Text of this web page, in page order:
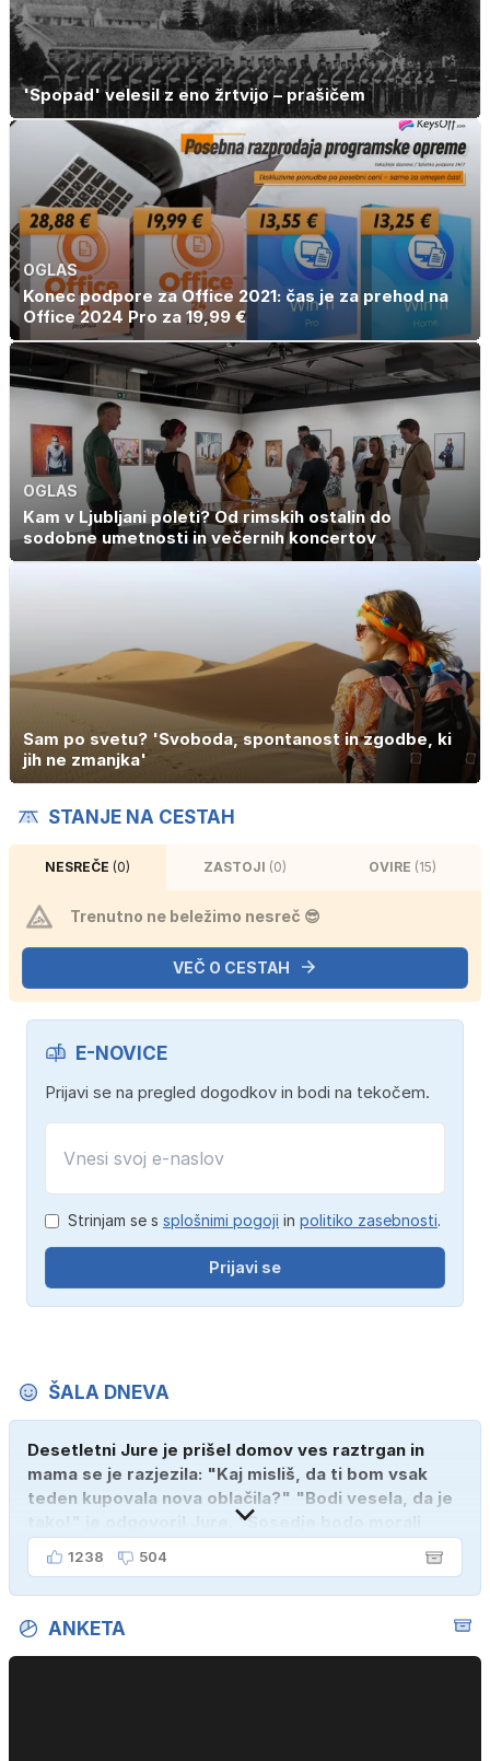
'Spopad' velesil z eno žrtvijo – prašičem
OGLAS
Konec podpore za Office 2021: čas je za prehod na
Office 2024 Pro za 19,99 €
OGLAS
Kam v Ljubljani poleti? Od rimskih ostalin do
sodobne umetnosti in večernih koncertov
Sam po svetu? 'Svoboda, spontanost in zgodbe, ki
jih ne zmanjka'
STANJE NA CESTAH
NESREČE (0) ZASTOJI (0) OVIRE (15)
Trenutno ne beležimo nesreč 😎
VEČ O CESTAH
E-NOVICE
Prijavi se na pregled dogodkov in bodi na tekočem.
Strinjam se s splošnimi pogoji in politiko zasebnosti.
Prijavi se
ŠALA DNEVA
Desetletni Jure je prišel domov ves raztrgan in
mama se je razjezila: "Kaj misliš, da ti bom vsak
teden kupovala nova oblačila?" "Bodi vesela, da je
tako!" je odgovoril Jure. "Sosedje bodo morali
kupiti novega sina, tako sem ga prebutal!"
1238 504
ANKETA